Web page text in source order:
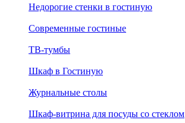
Недорогие стенки в гостиную
Современные гостиные
ТВ-тумбы
Шкаф в Гостиную
Журнальные столы
Шкаф-витрина для посуды со стеклом